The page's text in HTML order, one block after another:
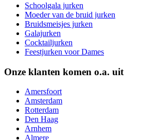
Schoolgala jurken
Moeder van de bruid jurken
Bruidsmeisjes jurken
Galajurken
Cocktailjurken
Feestjurken voor Dames
Onze klanten komen o.a. uit
Amersfoort
Amsterdam
Rotterdam
Den Haag
Arnhem
Almere